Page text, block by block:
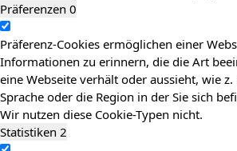
Präferenzen 0
Präferenz-Cookies ermöglichen einer
Informationen zu erinnern, die die Art
eine Webseite verhält oder aussieht, wie
Sprache oder die Region in der Sie sich
Wir nutzen diese Cookie-Typen nicht.
Statistiken 2